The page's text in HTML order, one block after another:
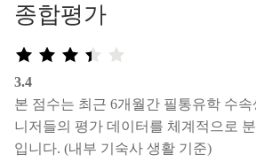
종합평가
3.4
본 점수는 최근 6개월간 필통유학 수
니저들의 평가 데이터를 체계적으로
입니다. (내부 기숙사 생활 기준)